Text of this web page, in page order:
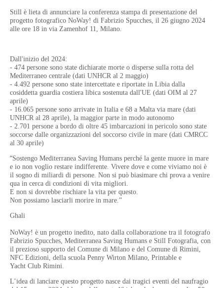
Still è lieta di annunciare la conferenza stampa di presentazione del
progetto fotografico NoWay! di Fabrizio Spucches, il 26 giugno 2024
alle ore 18 in via Zamenhof 11, Milano.
Dall'inizio del 2024:
- 474 persone sono state dichiarate morte o disperse sulla rotta del
Mediterraneo centrale (dati UNHCR al 2 maggio)
- 4.492 persone sono state intercettate e riportate in Libia dalla
cosiddetta guardia costiera libica sostenuta dall'UE (dati OIM al 27
aprile)
- 16.065 persone sono arrivate in Italia e 68 a Malta via mare (dati
UNHCR al 28 aprile), la maggior parte in modo autonomo
- 2.701 persone a bordo di oltre 45 imbarcazioni in pericolo sono state
soccorse dalle organizzazioni del soccorso civile in mare (dati CMRCC
al 30 aprile)
“Sostengo Mediterranea Saving Humans perché la gente muore in mare
e io non voglio restare indifferente. Vivere dove e come viviamo noi è
il sogno di miliardi di persone. Non si può biasimare chi prova a venire
qua in cerca di condizioni di vita migliori.
E non si dovrebbe rischiare la vita per questo.
Non possiamo lasciarli morire in mare.”
Ghali
NoWay! è un progetto inedito, nato dalla collaborazione tra il fotografo
Fabrizio Spucches, Mediterranea Saving Humans e Still Fotografia, con
il prezioso supporto del Comune di Milano e del Comune di Rimini,
NFC Edizioni, della scuola Penny Wirton Milano, Printable e
Yacht Club Rimini.
L’idea di lanciare questo progetto nasce dai tragici eventi del naufragio